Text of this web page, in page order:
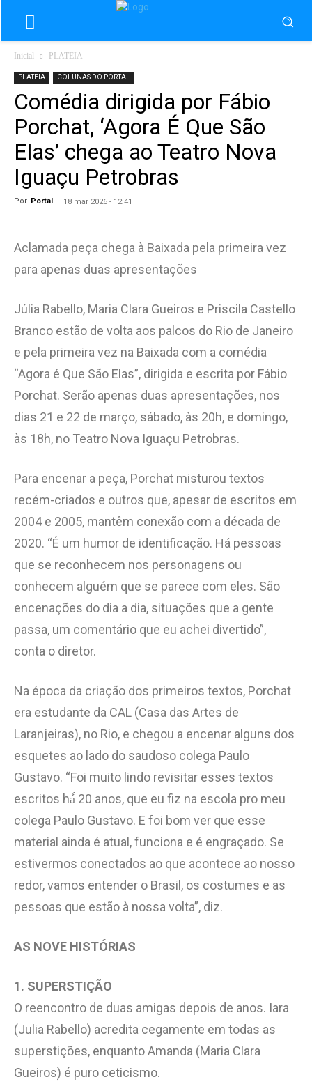
Inicial PLATEIA
PLATEIA COLUNAS DO PORTAL
Comédia dirigida por Fábio
Porchat, ‘Agora É Que São
Elas’ chega ao Teatro Nova
Iguaçu Petrobras
Por Portal - 18 mar 2026 - 12:41
Aclamada peça chega à Baixada pela primeira vez
para apenas duas apresentações
Júlia Rabello, Maria Clara Gueiros e Priscila Castello
Branco estão de volta aos palcos do Rio de Janeiro
e pela primeira vez na Baixada com a comédia
“Agora é Que São Elas”, dirigida e escrita por Fábio
Porchat. Serão apenas duas apresentações, nos
dias 21 e 22 de março, sábado, às 20h, e domingo,
às 18h, no Teatro Nova Iguaçu Petrobras.
Para encenar a peça, Porchat misturou textos
recém-criados e outros que, apesar de escritos em
2004 e 2005, mantêm conexão com a década de
2020. “É um humor de identificação. Há pessoas
que se reconhecem nos personagens ou
conhecem alguém que se parece com eles. São
encenações do dia a dia, situações que a gente
passa, um comentário que eu achei divertido”,
conta o diretor.
Na época da criação dos primeiros textos, Porchat
era estudante da CAL (Casa das Artes de
Laranjeiras), no Rio, e chegou a encenar alguns dos
esquetes ao lado do saudoso colega Paulo
Gustavo. “Foi muito lindo revisitar esses textos
escritos há́ 20 anos, que eu fiz na escola pro meu
colega Paulo Gustavo. E foi bom ver que esse
material ainda é atual, funciona e é engraçado. Se
estivermos conectados ao que acontece ao nosso
redor, vamos entender o Brasil, os costumes e as
pessoas que estão à nossa volta”, diz.
AS NOVE HISTÓRIAS
1. SUPERSTIÇÃO
O reencontro de duas amigas depois de anos. Iara
(Julia Rabello) acredita cegamente em todas as
superstições, enquanto Amanda (Maria Clara
Gueiros) é puro ceticismo.